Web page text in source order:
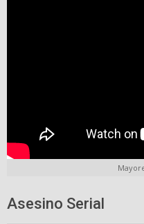
Asesino Serial